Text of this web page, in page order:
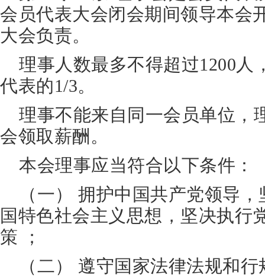
会员代表大会闭会期间领导本会
大会负责。
理事人数最多不得超过1200人
代表的1/3。
理事不能来自同一会员单位，
会领取薪酬。
本会理事应当符合以下条件：
（一） 拥护中国共产党领导
国特色社会主义思想，坚决执行
策 ；
（二） 遵守国家法律法规和